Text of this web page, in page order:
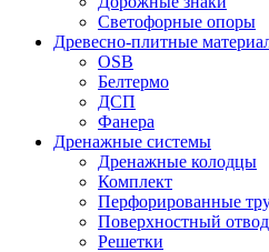
Светофорные опоры
Древесно-плитные
OSB
Белтермо
ДСП
Фанера
Дренажные системы
Дренажные колодцы
Комплект
Перфорированные
Поверхностный отвод
Решетки